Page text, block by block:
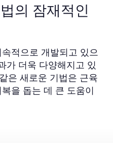
의 잠재적인
적으로 개발되고 있으
가 더욱 다양해지고 있
은 새로운 기법은 근육
을 돕는 데 큰 도움이